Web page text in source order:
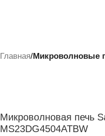
Главная Микроволновые
Микроволновая печь
MS23DG4504ATBW